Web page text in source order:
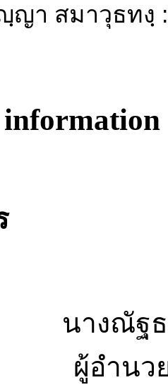
ญา สมาวุธทงฺ
นางณัฐ
ผู้อำนว